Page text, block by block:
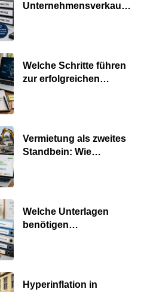
Unternehmensverkauf
Welche Schritte führen
zur erfolgreichen
Vermietung als zweites
Standbein: Wie
Welche Unterlagen
benötigen
Hyperinflation in